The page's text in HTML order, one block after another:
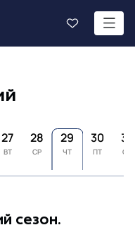
27
ВТ
28
СР
29
ЧТ
30
ПТ
31
СБ
сезон.